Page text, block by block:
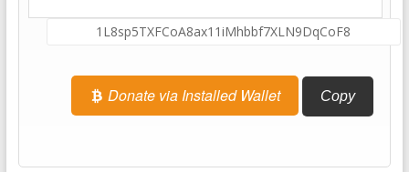
Donate via Installed Wallet Copy